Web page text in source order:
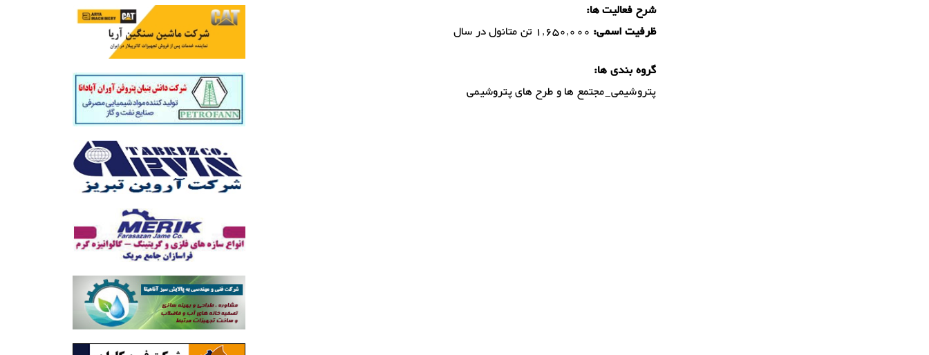
شرح فعالیت ها:
ظرفیت اسمی:
گروه بندی ها:
پتروشیمی_مجتمع ها و طرح های پتروشیمی